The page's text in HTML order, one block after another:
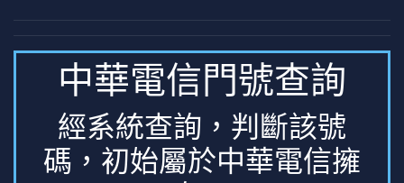
中華電信門號查詢
經系統查詢，判斷該號
碼，初始屬於中華電信擁